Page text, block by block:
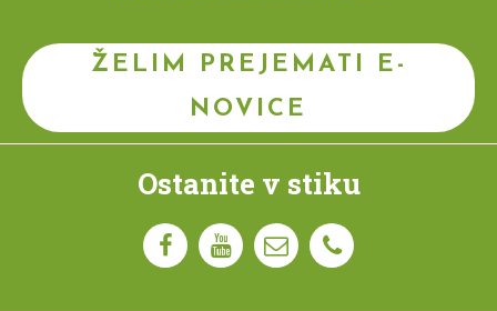
ŽELIM PREJEMATI E-
NOVICE
Ostanite v stiku